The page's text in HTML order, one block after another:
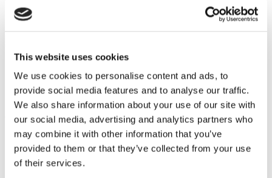
This website uses cookies
We use cookies to personalise content and ads, to
provide social media features and to analyse our traffic.
We also share information about your use of our site with
our social media, advertising and analytics partners who
may combine it with other information that you’ve
provided to them or that they’ve collected from your use
of their services.
Sylvie Fleury
Friedrich Thieme Villa Schöningen
Asana Fujikawa
Galerie Friese
Paul Fägerskiöld Galerie Nordenhake
Wieland Förster Schloss Biesdorf
Meschac Gaba PalaisPopulaire
Ellen Gallagher
PalaisPopulaire
Isa Genzken Wehrmuehle Biesenthal
Georges Rousse